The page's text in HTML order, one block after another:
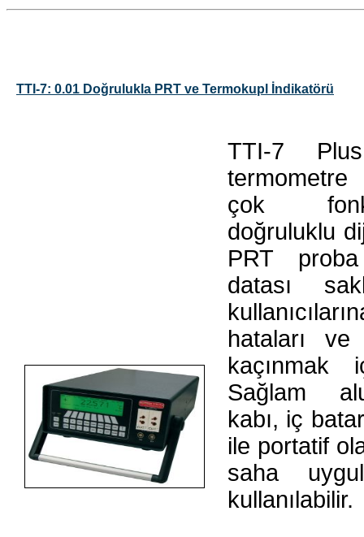
TTI-7: 0.01 Doğrulukla PRT ve Termokupl İndikatörü
TTI-7
çok
doğruluklu
PRT
datası
hataları ve
kaçınmak
Sağlam
kabı, iç
ile portatif
saha
kullanılabilir.